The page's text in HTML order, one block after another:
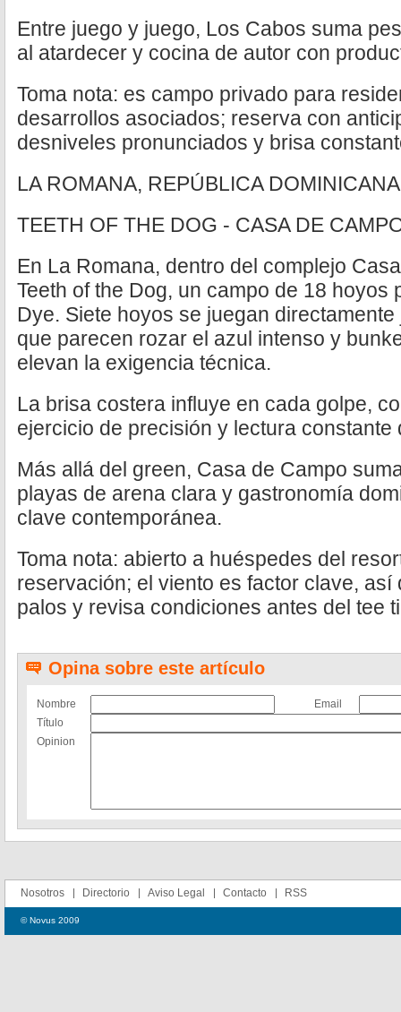
Entre juego y juego, Los Cabos suma
al atardecer y cocina de autor con
Toma nota: es campo privado para
desarrollos asociados; reserva con
desniveles pronunciados y brisa
LA ROMANA, REPÚBLICA DOMINICANA
TEETH OF THE DOG - CASA DE
En La Romana, dentro del complejo
Teeth of the Dog, un campo de 18 hoyos
Dye. Siete hoyos se juegan
que parecen rozar el azul intenso y
elevan la exigencia técnica.
La brisa costera influye en cada golpe,
ejercicio de precisión y lectura constante
Más allá del green, Casa de Campo
playas de arena clara y gastronomía
clave contemporánea.
Toma nota: abierto a huéspedes del
reservación; el viento es factor clave,
palos y revisa condiciones antes del tee
Opina sobre este artículo
Nombre
Email
Título
Opinion
Nosotros Directorio Aviso Legal Contacto RSS
© Novus 2009